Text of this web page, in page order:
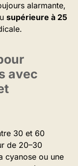
alarmante,
supérieure à 25
avec
30 et 60
de 20–30
cyanose ou une